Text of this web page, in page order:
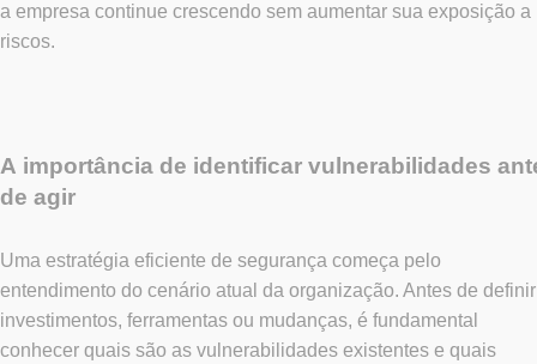
a empresa continue crescendo sem aumentar sua exposição a
riscos.
A importância de identificar vulnerabilidades
de agir
Uma estratégia eficiente de segurança começa pelo
entendimento do cenário atual da organização. Antes de definir
investimentos, ferramentas ou mudanças, é fundamental
conhecer quais são as vulnerabilidades existentes e quais